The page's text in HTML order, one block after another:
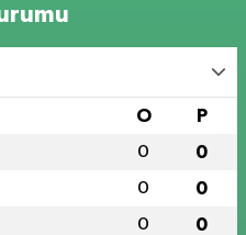
O P
0 0
0 0
0 0